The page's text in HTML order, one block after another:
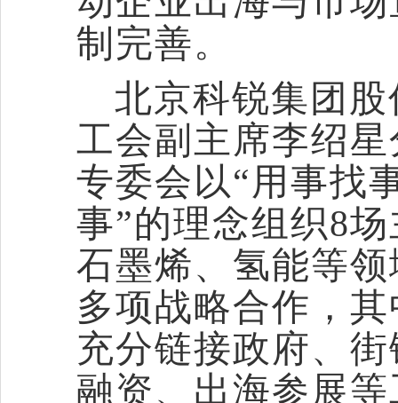
制完善。
北京科锐集团
工会副主席李绍
专委会以“用事找
事”的理念组织8
石墨烯、氢能等
多项战略合作，
充分链接政府、
融资、出海参展